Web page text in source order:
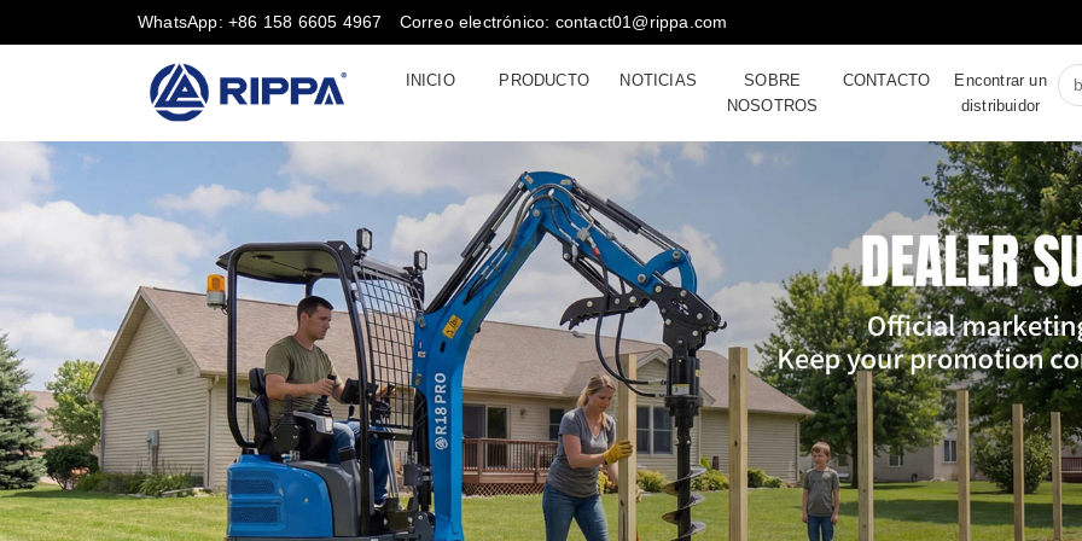
WhatsApp: +86 158 6605 4967 Correo electrónico: contact01@rippa.com
INICIO PRODUCTO NOTICIAS
SOBRE
NOSOTROS
CONTACTO
Encontrar un
distribuidor